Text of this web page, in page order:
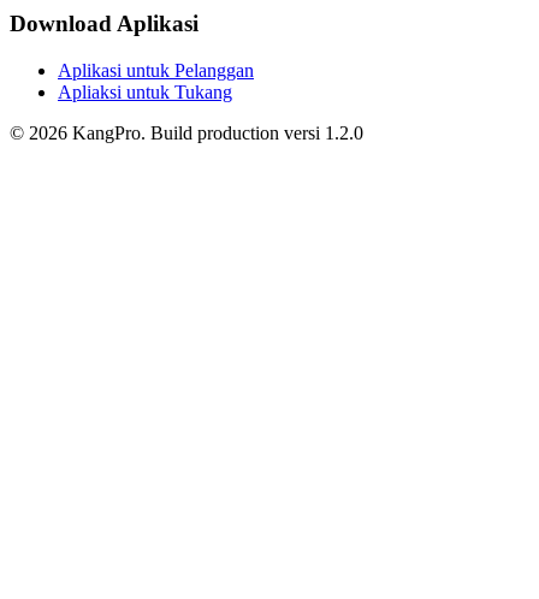
Download Aplikasi
Aplikasi untuk Pelanggan
Apliaksi untuk Tukang
© 2026 KangPro. Build production versi 1.2.0